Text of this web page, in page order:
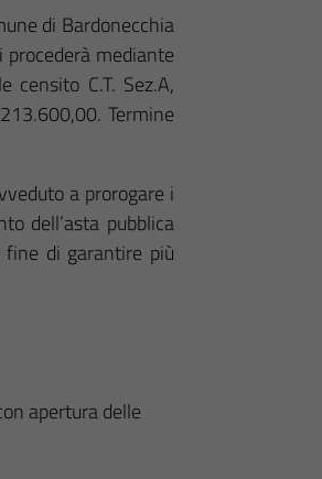
di Bardonecchia
mediante
C.T. Sez.A,
Termine
a prorogare i
dell’asta pubblica
fine di garantire più
apertura delle